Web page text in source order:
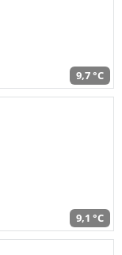
9,7 °C
9,1 °C